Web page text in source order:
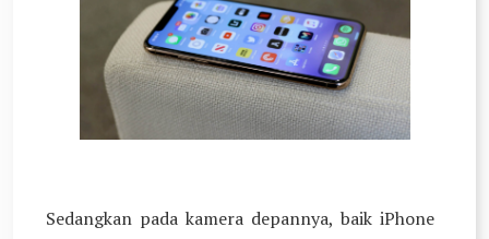
Sedangkan pada kamera depannya, baik iPhone